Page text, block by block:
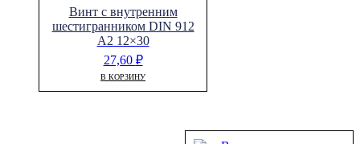
Винт с внутренним
шестигранником DIN 912
A2 12×30
27,60 ₽
В КОРЗИНУ